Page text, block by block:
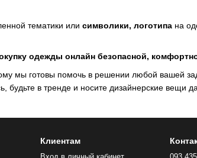
тематики или символики, логотипа на
одежды онлайн безопасной,
мы готовы помочь в решении любой вашей
будьте в тренде и носите дизайнерские вещи
Клиентам